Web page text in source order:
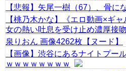
【悲報】矢尾一樹（67）、骨に
【桃乃木かな】《エロ動画×ギ
女の熱い吐息を受け止め濃厚接
泉りおん 画像4262枚【ヌード】
【画像】渋谷にあるナイトプー
ｗｗｗｗｗｗｗｗ